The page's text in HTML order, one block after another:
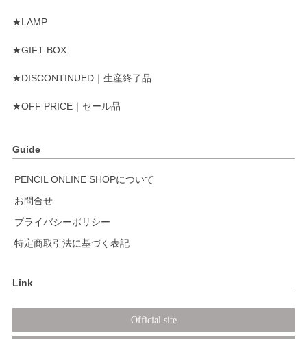
★LAMP
★GIFT BOX
★DISCONTINUED｜生産終了品
★OFF PRICE｜セール品
Guide
PENCIL ONLINE SHOPについて
お問合せ
プライバシーポリシー
特定商取引法に基づく表記
Link
Official site